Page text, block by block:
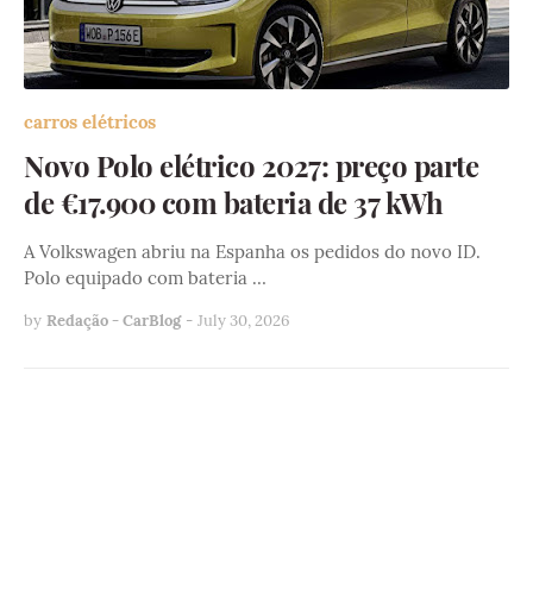
carros elétricos
Novo Polo elétrico 2027: preço parte
de €17.900 com bateria de 37 kWh
A Volkswagen abriu na Espanha os pedidos do novo ID.
Polo equipado com bateria …
by Redação - CarBlog - July 30, 2026